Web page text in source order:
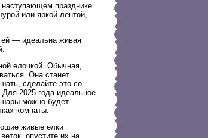
празднике.
или яркой лентой,
— идеальна живая
елочкой. Обычная,
Она станет
сделайте это со
Для 2025 года идеальное
можно будет
комнаты.
живые елки
опустите их на